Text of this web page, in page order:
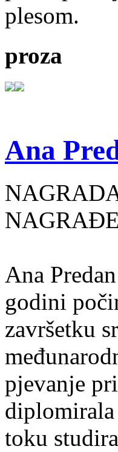
plesom.
proza
Ana
Ana
godini
završetku
pjevanje
toku